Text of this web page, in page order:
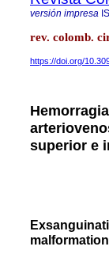
versión impresa
rev. colomb.
https://doi.org/
superior e